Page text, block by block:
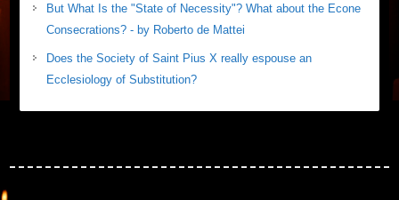
But What Is the "State of Necessity"? What about the Econe
Consecrations? - by Roberto de Mattei
Does the Society of Saint Pius X really espouse an
Ecclesiology of Substitution?